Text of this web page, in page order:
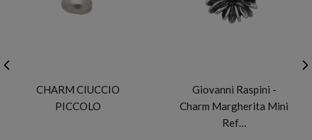
CHARM CIUCCIO
PICCOLO
Giovanni Raspini -
Charm Margherita Mini
Ref…